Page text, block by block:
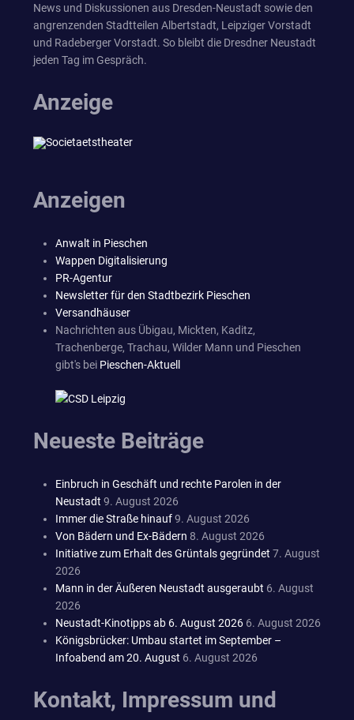
News und Diskussionen aus Dresden-Neustadt sowie den
angrenzenden Stadtteilen Albertstadt, Leipziger Vorstadt
und Radeberger Vorstadt. So bleibt die Dresdner Neustadt
jeden Tag im Gespräch.
Anzeige
Anzeigen
Anwalt in Pieschen
Wappen Digitalisierung
PR-Agentur
Newsletter für den Stadtbezirk Pieschen
Versandhäuser
Nachrichten aus Übigau, Mickten, Kaditz,
Trachenberge, Trachau, Wilder Mann und Pieschen
gibt's bei Pieschen-Aktuell
Neueste Beiträge
Einbruch in Geschäft und rechte Parolen in der
Neustadt 9. August 2026
Immer die Straße hinauf9. August 2026
Von Bädern und Ex-Bädern 8. August 2026
Initiative zum Erhalt des Grüntals gegründet 7. August
2026
Mann in der Äußeren Neustadt ausgeraubt 6. August
2026
Neustadt-Kinotipps ab 6. August 2026 6. August 2026
Königsbrücker: Umbau startet im September –
Infoabend am 20. August 6. August 2026
Kontakt, Impressum und